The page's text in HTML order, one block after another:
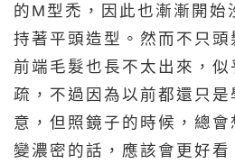
的M型禿，因此也漸漸開始
持著平頭造型。然而不只
前端毛髮也長不太出來，
疏，不過因為以前都還只
意，但照鏡子的時候，總
變濃密的話，應該會更好